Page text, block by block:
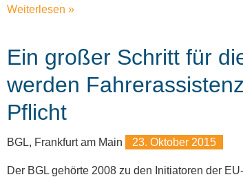
Weiterlesen »
Ein großer Schritt für
werden
Pflicht
BGL, Frankfurt am Main 23. Oktober 2015
Der BGL gehörte 2008 zu den Initiatoren der